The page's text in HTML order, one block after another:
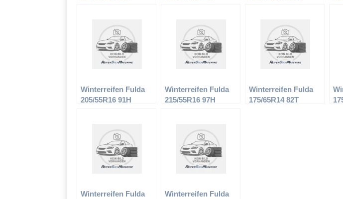
Winterreifen Fulda
205/55R16 91H
Winterreifen Fulda
215/55R16 97H
Winterreifen Fulda
175/65R14 82T
Winterreifen Fulda
Winterreifen Fulda